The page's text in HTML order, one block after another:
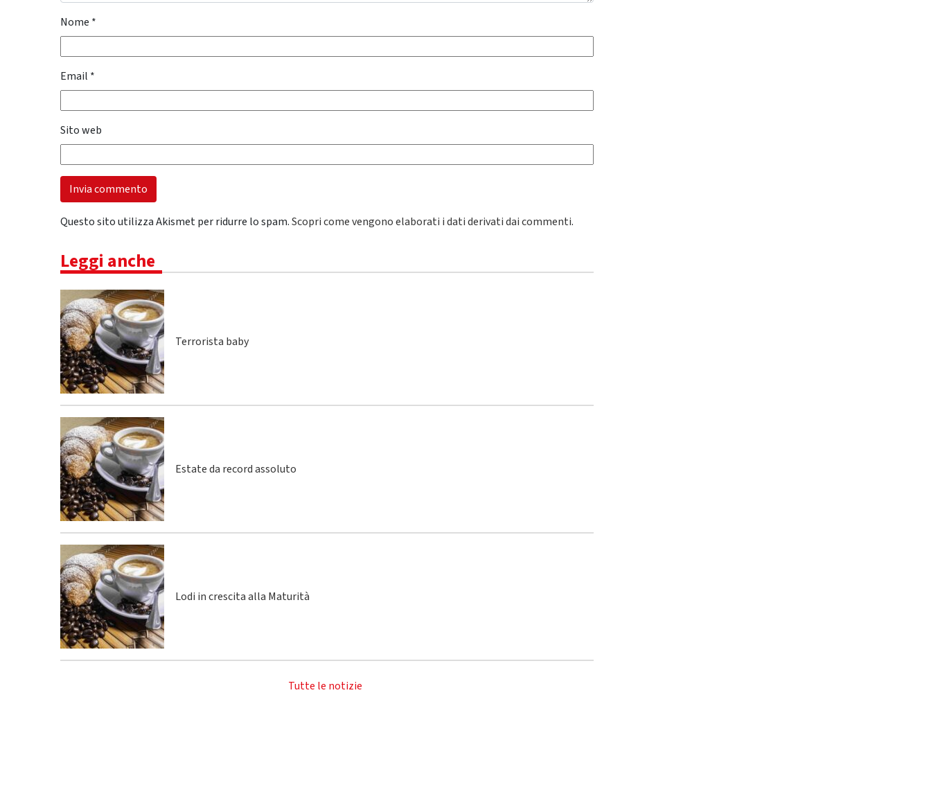
Nome *
Email *
Sito web
Questo sito utilizza Akismet per ridurre lo spam.Scopri come vengono elaborati i dati derivati dai commenti.
Leggi anche
Terrorista baby
Estate da record assoluto
Lodi in crescita alla Maturità
Tutte le notizie